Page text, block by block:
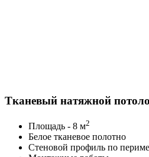
Тканевый натяжной
Площадь - 8 м2
Белое тканевое полотно
Стеновой профиль по